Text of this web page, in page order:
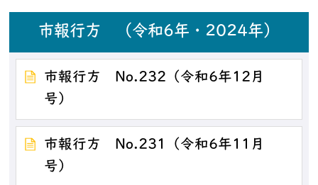
市報行方 （令和6年・2024年）
市報行方 No.232（令和6年12月
号）
市報行方 No.231（令和6年11月
号）